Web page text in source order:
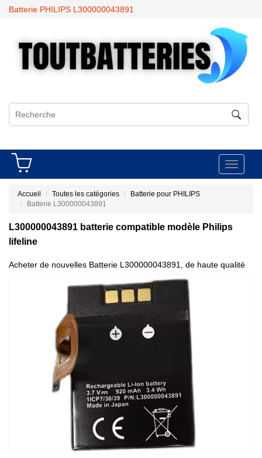
Batterie PHILIPS L300000043891
Toggle
Accueil Toutes les catégories
Batterie pour PHILIPS
Batterie L300000043891
L300000043891 batterie compatible modèle Philips
lifeline
Acheter de nouvelles Batterie L300000043891, de haute qualité